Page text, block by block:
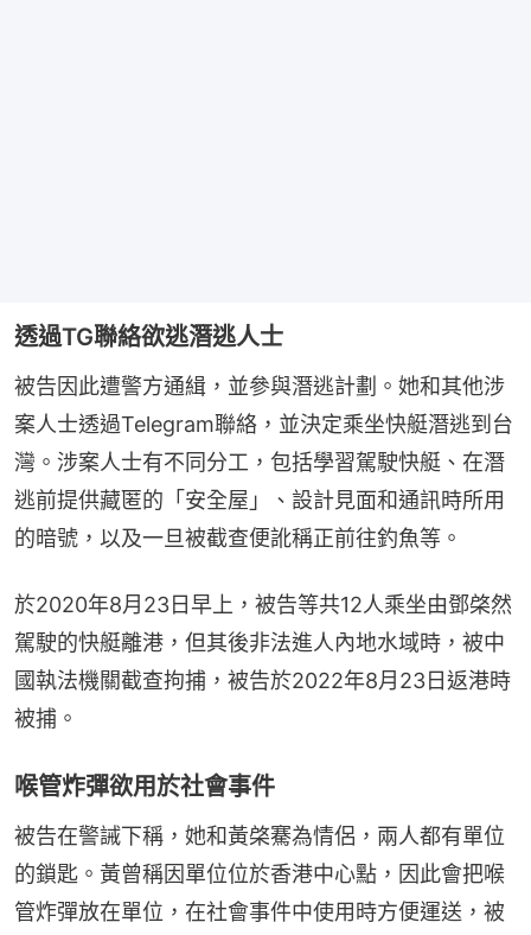
透過TG聯絡欲逃潛逃人士
被告因此遭警方通緝，並參與潛逃計劃。她和其他涉
案人士透過Telegram聯絡，並決定乘坐快艇潛逃到台
灣。涉案人士有不同分工，包括學習駕駛快艇、在潛
逃前提供藏匿的「安全屋」、設計見面和通訊時所用
的暗號，以及一旦被截查便訛稱正前往釣魚等。
於2020年8月23日早上，被告等共12人乘坐由鄧棨然
駕駛的快艇離港，但其後非法進人內地水域時，被中
國執法機關截查拘捕，被告於2022年8月23日返港時
被捕。
喉管炸彈欲用於社會事件
被告在警誡下稱，她和黃棨騫為情侶，兩人都有單位
的鎖匙。黃曾稱因單位位於香港中心點，因此會把喉
管炸彈放在單位，在社會事件中使用時方便運送，被